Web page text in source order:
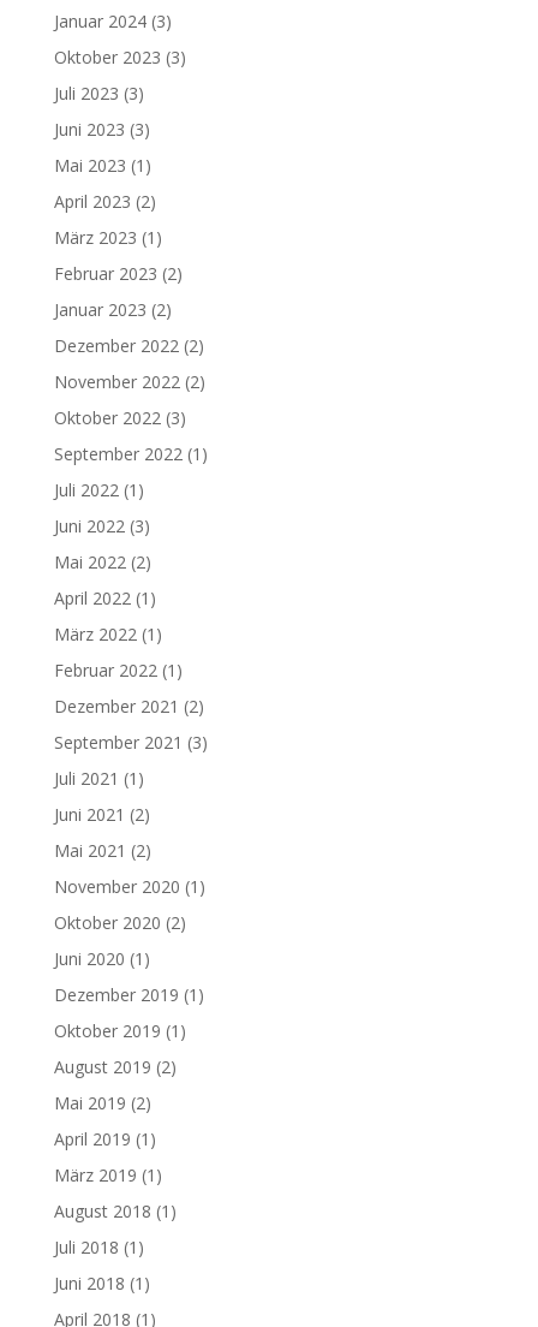
Januar 2024(3)
Oktober 2023 (3)
Juli 2023 (3)
Juni 2023 (3)
Mai 2023 (1)
April 2023 (2)
März 2023 (1)
Februar 2023 (2)
Januar 2023 (2)
Dezember 2022(2)
November 2022(2)
Oktober 2022(3)
September 2022(1)
Juli 2022(1)
Juni 2022(3)
Mai 2022(2)
April 2022(1)
März 2022(1)
Februar 2022(1)
Dezember 2021 (2)
September 2021 (3)
Juli 2021 (1)
Juni 2021 (2)
Mai 2021 (2)
November 2020 (1)
Oktober 2020 (2)
Juni 2020 (1)
Dezember 2019 (1)
Oktober 2019 (1)
August 2019 (2)
Mai 2019 (2)
April 2019 (1)
März 2019 (1)
August 2018 (1)
Juli 2018 (1)
Juni 2018 (1)
April 2018 (1)